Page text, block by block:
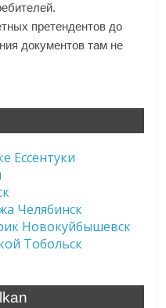
претендентов до
документов там не
Ессентуки
Челябинск
Новокуйбышевск
Тобольск